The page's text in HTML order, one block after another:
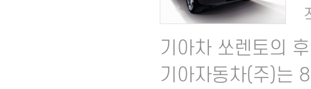
기아차 쏘렌토의
기아자동차(주)는